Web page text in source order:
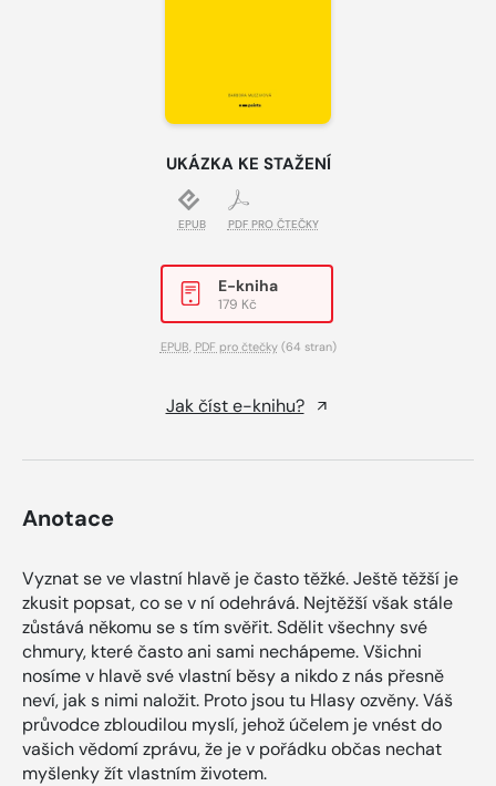
UKÁZKA KE STAŽENÍ
EPUB PDF PRO ČTEČKY
E-kniha
179 Kč
EPUB, PDF pro čtečky(64 stran)
Jak číst e-knihu?
Anotace
Vyznat se ve vlastní hlavě je často těžké. Ještě těžší je
zkusit popsat, co se v ní odehrává. Nejtěžší však stále
zůstává někomu se s tím svěřit. Sdělit všechny své
chmury, které často ani sami nechápeme. Všichni
nosíme v hlavě své vlastní běsy a nikdo z nás přesně
neví, jak s nimi naložit. Proto jsou tu Hlasy ozvěny. Váš
průvodce zbloudilou myslí, jehož účelem je vnést do
vašich vědomí zprávu, že je v pořádku občas nechat
myšlenky žít vlastním životem.